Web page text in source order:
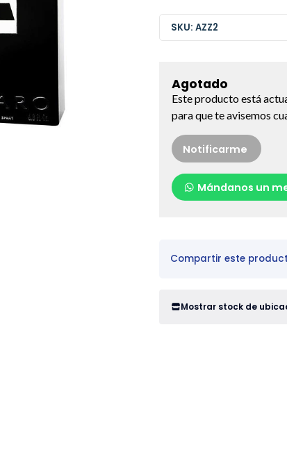
SKU: AZZ2
Agotado
Este producto está
para que te avisemos
Notificarme
Mándanos un
Compartir este
Mostrar stock de